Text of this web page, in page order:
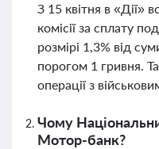
З 15 квітня в «Дії»
комісії за сплату
розмірі 1,3% від
порогом 1 гривня.
операції з
Чому
Мотор-банк?